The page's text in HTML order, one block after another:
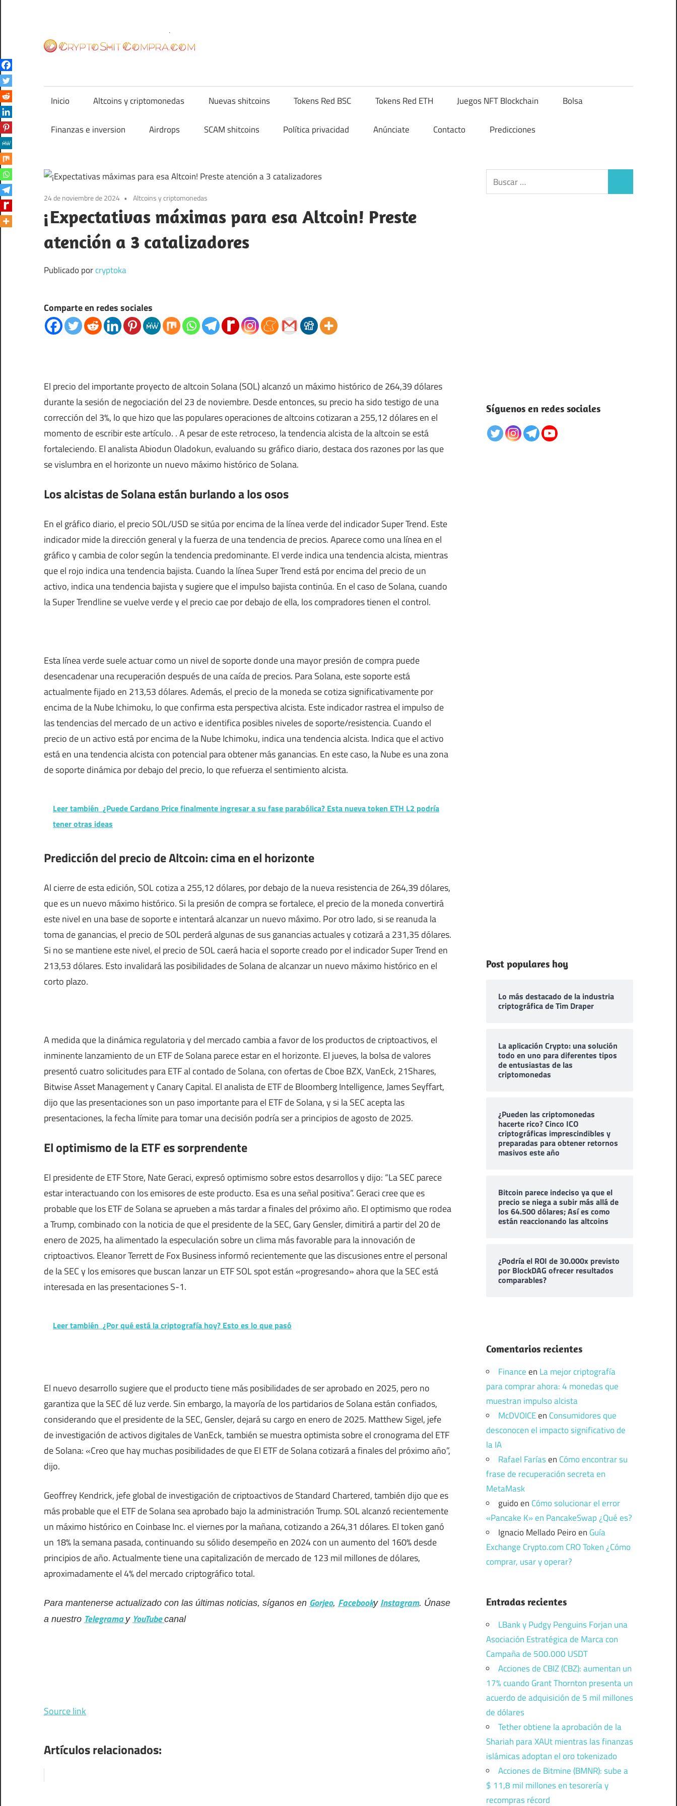
Inicio Altcoins y criptomonedas Nuevas shitcoins Tokens Red BSC Tokens Red ETH Juegos NFT Blockchain Bolsa
Finanzas e inversion Airdrops SCAM shitcoins Política privacidad Anúnciate Contacto Predicciones
24 de noviembre de 2024 Altcoins y criptomonedas
¡Expectativas máximas para esa Altcoin! Preste
atención a 3 catalizadores
Publicado porcryptoka
Comparte en redes sociales
El precio del importante proyecto de altcoin Solana (SOL) alcanzó un máximo histórico de 264,39 dólares
durante la sesión de negociación del 23 de noviembre. Desde entonces, su precio ha sido testigo de una
corrección del 3%, lo que hizo que las populares operaciones de altcoins cotizaran a 255,12 dólares en el
momento de escribir este artículo. . A pesar de este retroceso, la tendencia alcista de la altcoin se está
fortaleciendo. El analista Abiodun Oladokun, evaluando su gráfico diario, destaca dos razones por las que
se vislumbra en el horizonte un nuevo máximo histórico de Solana.
Los alcistas de Solana están burlando a los osos
En el gráfico diario, el precio SOL/USD se sitúa por encima de la línea verde del indicador Super Trend. Este
indicador mide la dirección general y la fuerza de una tendencia de precios. Aparece como una línea en el
gráfico y cambia de color según la tendencia predominante. El verde indica una tendencia alcista, mientras
que el rojo indica una tendencia bajista. Cuando la línea Super Trend está por encima del precio de un
activo, indica una tendencia bajista y sugiere que el impulso bajista continúa. En el caso de Solana, cuando
la Super Trendline se vuelve verde y el precio cae por debajo de ella, los compradores tienen el control.
Esta línea verde suele actuar como un nivel de soporte donde una mayor presión de compra puede
desencadenar una recuperación después de una caída de precios. Para Solana, este soporte está
actualmente fijado en 213,53 dólares. Además, el precio de la moneda se cotiza significativamente por
encima de la Nube Ichimoku, lo que confirma esta perspectiva alcista. Este indicador rastrea el impulso de
las tendencias del mercado de un activo e identifica posibles niveles de soporte/resistencia. Cuando el
precio de un activo está por encima de la Nube Ichimoku, indica una tendencia alcista. Indica que el activo
está en una tendencia alcista con potencial para obtener más ganancias. En este caso, la Nube es una zona
de soporte dinámica por debajo del precio, lo que refuerza el sentimiento alcista.
Leer también ¿Puede Cardano Price finalmente ingresar a su fase parabólica? Esta nueva token ETH L2 podría
tener otras ideas
Predicción del precio de Altcoin: cima en el horizonte
Al cierre de esta edición, SOL cotiza a 255,12 dólares, por debajo de la nueva resistencia de 264,39 dólares,
que es un nuevo máximo histórico. Si la presión de compra se fortalece, el precio de la moneda convertirá
este nivel en una base de soporte e intentará alcanzar un nuevo máximo. Por otro lado, si se reanuda la
toma de ganancias, el precio de SOL perderá algunas de sus ganancias actuales y cotizará a 231,35 dólares.
Si no se mantiene este nivel, el precio de SOL caerá hacia el soporte creado por el indicador Super Trend en
213,53 dólares. Esto invalidará las posibilidades de Solana de alcanzar un nuevo máximo histórico en el
corto plazo.
A medida que la dinámica regulatoria y del mercado cambia a favor de los productos de criptoactivos, el
inminente lanzamiento de un ETF de Solana parece estar en el horizonte. El jueves, la bolsa de valores
presentó cuatro solicitudes para ETF al contado de Solana, con ofertas de Cboe BZX, VanEck, 21Shares,
Bitwise Asset Management y Canary Capital. El analista de ETF de Bloomberg Intelligence, James Seyffart,
dijo que las presentaciones son un paso importante para el ETF de Solana, y si la SEC acepta las
presentaciones, la fecha límite para tomar una decisión podría ser a principios de agosto de 2025.
El optimismo de la ETF es sorprendente
El presidente de ETF Store, Nate Geraci, expresó optimismo sobre estos desarrollos y dijo: “La SEC parece
estar interactuando con los emisores de este producto. Esa es una señal positiva”. Geraci cree que es
probable que los ETF de Solana se aprueben a más tardar a finales del próximo año. El optimismo que rodea
a Trump, combinado con la noticia de que el presidente de la SEC, Gary Gensler, dimitirá a partir del 20 de
enero de 2025, ha alimentado la especulación sobre un clima más favorable para la innovación de
criptoactivos. Eleanor Terrett de Fox Business informó recientemente que las discusiones entre el personal
de la SEC y los emisores que buscan lanzar un ETF SOL spot están «progresando» ahora que la SEC está
interesada en las presentaciones S-1.
Leer también ¿Por qué está la criptografía hoy? Esto es lo que pasó
El nuevo desarrollo sugiere que el producto tiene más posibilidades de ser aprobado en 2025, pero no
garantiza que la SEC dé luz verde. Sin embargo, la mayoría de los partidarios de Solana están confiados,
considerando que el presidente de la SEC, Gensler, dejará su cargo en enero de 2025. Matthew Sigel, jefe
de investigación de activos digitales de VanEck, también se muestra optimista sobre el cronograma del ETF
de Solana: «Creo que hay muchas posibilidades de que El ETF de Solana cotizará a finales del próximo año”,
dijo.
Geoffrey Kendrick, jefe global de investigación de criptoactivos de Standard Chartered, también dijo que es
más probable que el ETF de Solana sea aprobado bajo la administración Trump. SOL alcanzó recientemente
un máximo histórico en Coinbase Inc. el viernes por la mañana, cotizando a 264,31 dólares. El token ganó
un 18% la semana pasada, continuando su sólido desempeño en 2024 con un aumento del 160% desde
principios de año. Actualmente tiene una capitalización de mercado de 123 mil millones de dólares,
aproximadamente el 4% del mercado criptográfico total.
Para mantenerse actualizado con las últimas noticias, síganos en Gorjeo, Facebooky Instagram. Únase
a nuestro Telegrama y YouTubecanal
Source link
Artículos relacionados:
Buscar:
Síguenos en redes sociales
Post populares hoy
Lo más destacado de la industria
criptográfica de Tim Draper
La aplicación Crypto: una solución
todo en uno para diferentes tipos
de entusiastas de las
criptomonedas
¿Pueden las criptomonedas
hacerte rico? Cinco ICO
criptográficas imprescindibles y
preparadas para obtener retornos
masivos este año
Bitcoin parece indeciso ya que el
precio se niega a subir más allá de
los 64.500 dólares; Así es como
están reaccionando las altcoins
¿Podría el ROI de 30.000x previsto
por BlockDAG ofrecer resultados
comparables?
Comentarios recientes
Financeen La mejor criptografía
para comprar ahora: 4 monedas que
muestran impulso alcista
McDVOICEen Consumidores que
desconocen el impacto significativo de
la IA
Rafael Faríasen Cómo encontrar su
frase de recuperación secreta en
MetaMask
guidoen Cómo solucionar el error
«Pancake K» en PancakeSwap ¿Qué es?
Ignacio Mellado Peiroen Guía
Exchange Crypto.com CRO Token ¿Cómo
comprar, usar y operar?
Entradas recientes
LBank y Pudgy Penguins Forjan una
Asociación Estratégica de Marca con
Campaña de 500.000 USDT
Acciones de CBIZ (CBZ): aumentan un
17% cuando Grant Thornton presenta un
acuerdo de adquisición de 5 mil millones
de dólares
Tether obtiene la aprobación de la
Shariah para XAUt mientras las finanzas
islámicas adoptan el oro tokenizado
Acciones de Bitmine (BMNR): sube a
$ 11,8 mil millones en tesorería y
recompras récord